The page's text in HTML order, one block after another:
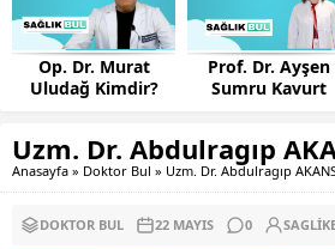
Prof. Dr. Ayşen
Sumru Kavurt
Uzm. Dr.
Abdulragıp
Uzm. Dr. Abdulragıp
Anasayfa » Doktor Bul » Uzm. Dr. Abdulragıp
DOKTOR BUL 22 MAYIS 0